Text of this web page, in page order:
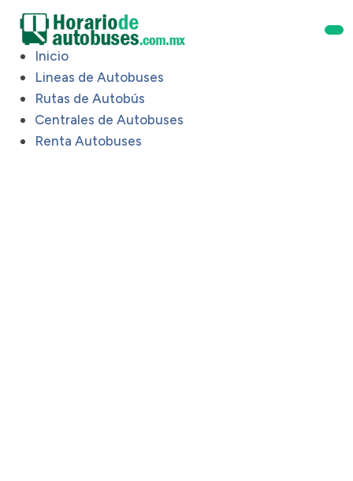
Inicio
Lineas de Autobuses
Rutas de Autobús
Centrales de Autobuses
Renta Autobuses